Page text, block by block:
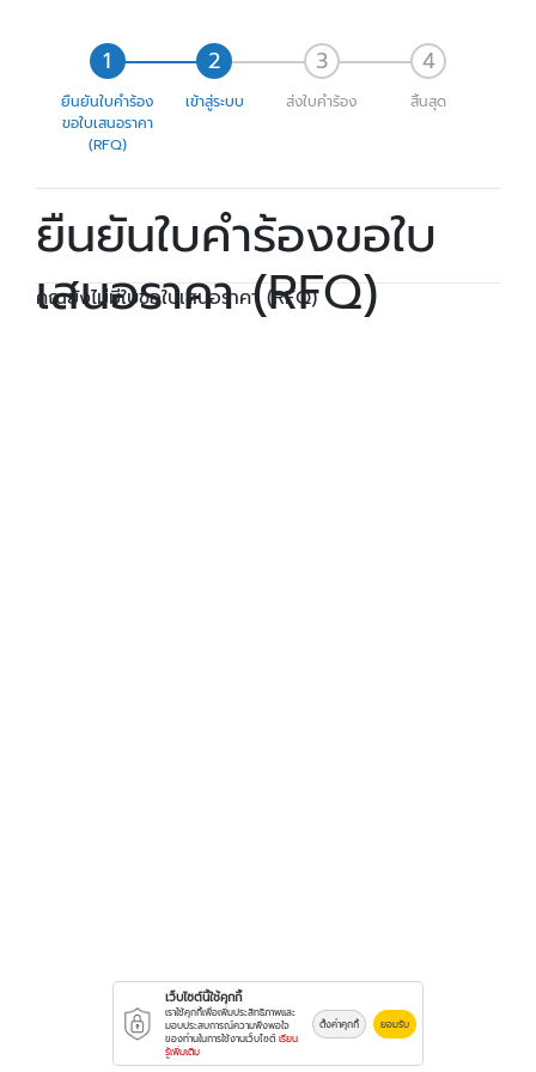
ยืนยันใบคำร้อง
ขอใบเสนอราคา
(RFQ)
เข้าสู่ระบบ ส่งใบคำร้อง สิ้นสุด
ยืนยันใบคำร้องขอใบ
เสนอราคา (RFQ)
คุณยังไม่มีใบขอใบเสนอราคา (RFQ)
เว็บไซต์นี้ใช้คุกกี้
เราใช้คุกกี้เพื่อเพิ่มประสิทธิภาพและ
มอบประสบการณ์ความพึงพอใจ
ของท่านในการใช้งานเว็บไซต์ เรียน
รู้เพิ่มเติม
ตั้งค่าคุกกี้ ยอมรับ